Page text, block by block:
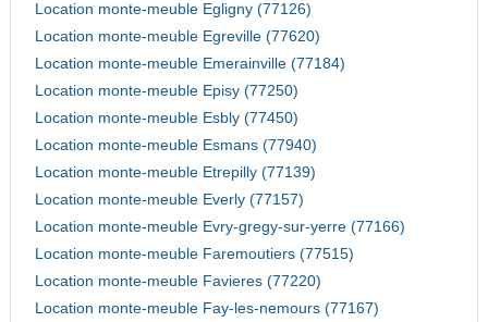
Location monte-meuble Egligny (77126)
Location monte-meuble Egreville (77620)
Location monte-meuble Emerainville (77184)
Location monte-meuble Episy (77250)
Location monte-meuble Esbly (77450)
Location monte-meuble Esmans (77940)
Location monte-meuble Etrepilly (77139)
Location monte-meuble Everly (77157)
Location monte-meuble Evry-gregy-sur-yerre (77166)
Location monte-meuble Faremoutiers (77515)
Location monte-meuble Favieres (77220)
Location monte-meuble Fay-les-nemours (77167)